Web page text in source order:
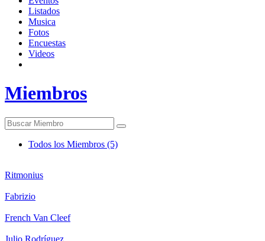
Listados
Musica
Fotos
Encuestas
Videos
Miembros
Todos los Miembros (5)
Ritmonius
Fabrizio
French Van Cleef
Julio Rodríguez